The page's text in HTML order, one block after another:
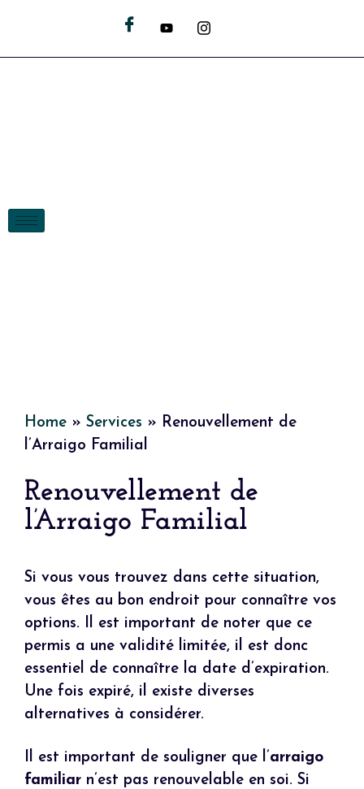
Home » Services » Renouvellement de
l’Arraigo Familial
Renouvellement de
l’Arraigo Familial
Si vous vous trouvez dans cette situation,
vous êtes au bon endroit pour connaître vos
options. Il est important de noter que ce
permis a une validité limitée, il est donc
essentiel de connaître la date d’expiration.
Une fois expiré, il existe diverses
alternatives à considérer.
Il est important de souligner que l’arraigo
familiar n’est pas renouvelable en soi. Si